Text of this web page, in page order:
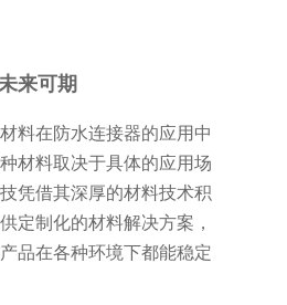
来可期
料在防水连接器的应用中
材料取决于具体的应用场
凭借其深厚的材料技术积
定制化的材料解决方案，
品在各种环境下都能稳定